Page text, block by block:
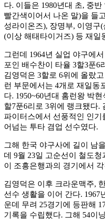
다. 이들은 1980년대 초, 중
빨간색이어서 나온 말)을 들
성라이온즈), 장명부, 이영구
(이상 해태타이거즈) 등 재일
그런데 1964년 실업 야구에
포인 배수찬이 타율 3할3푼6
김영덕은 3할로 6위에 올랐
런 부문에서는 4개로 재일동
다. 1950~60년대 홈런왕 박
할7푼6리로 3위에 랭크됐다.
파이터스에서 선풍적인 인기
어넘는 투타 겸업 선수였다.
그해 한국 야구사에 길이 남
데 9월 23일 고순선이 철도
이 조흥은행과의 경기에서
김영덕은 이후 크라운맥주,
선수 생활을 이어 간다. 1967
운데 무려 25경기에 등판해
기록을 수립했다. 그해 54이